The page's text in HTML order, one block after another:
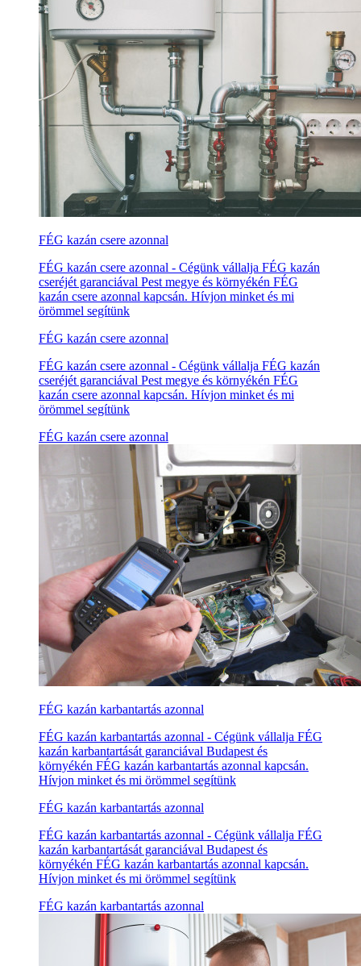
FÉG kazán csere azonnal
FÉG kazán csere azonnal - Cégünk vállalja FÉG kazán
cseréjét garanciával Pest megye és környékén FÉG
kazán csere azonnal kapcsán. Hívjon minket és mi
örömmel segítünk
FÉG kazán csere azonnal
FÉG kazán csere azonnal - Cégünk vállalja FÉG kazán
cseréjét garanciával Pest megye és környékén FÉG
kazán csere azonnal kapcsán. Hívjon minket és mi
örömmel segítünk
FÉG kazán csere azonnal
FÉG kazán karbantartás azonnal
FÉG kazán karbantartás azonnal - Cégünk vállalja FÉG
kazán karbantartását garanciával Budapest és
környékén FÉG kazán karbantartás azonnal kapcsán.
Hívjon minket és mi örömmel segítünk
FÉG kazán karbantartás azonnal
FÉG kazán karbantartás azonnal - Cégünk vállalja FÉG
kazán karbantartását garanciával Budapest és
környékén FÉG kazán karbantartás azonnal kapcsán.
Hívjon minket és mi örömmel segítünk
FÉG kazán karbantartás azonnal